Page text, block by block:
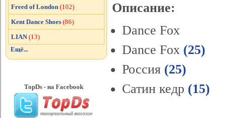
Описание:
Dance Fox
Dance Fox (25)
Россия (25)
Сатин кедр (15)
Freed of London (102)
Kent Dance Shoes (86)
LIAN (13)
Ещё...
TopDs - на Facebook